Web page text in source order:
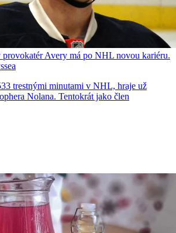
Avery má po NHL novou kariéru.
trestnými minutami v NHL, hraje už
Nolana. Tentokrát jako člen